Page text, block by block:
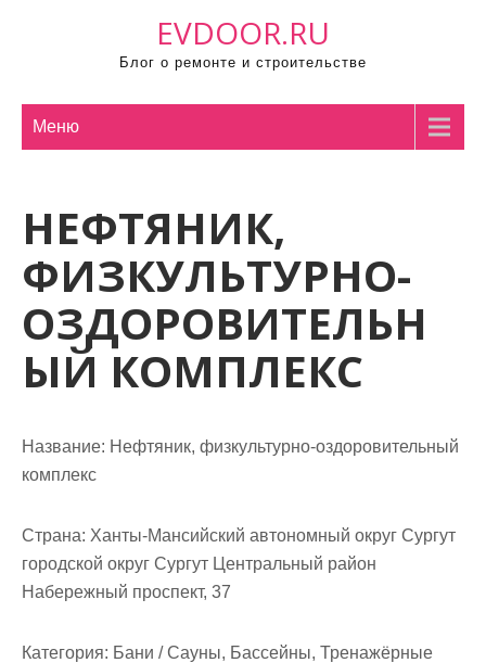
EVDOOR.RU
Блог о ремонте и строительстве
Меню
НЕФТЯНИК,
ФИЗКУЛЬТУРНО-
ОЗДОРОВИТЕЛЬН
ЫЙ КОМПЛЕКС
Название: Нефтяник, физкультурно-оздоровительный
комплекс
Страна: Ханты-Мансийский автономный округ Сургут
городской округ Сургут Центральный район
Набережный проспект, 37
Категория: Бани / Сауны, Бассейны, Тренажёрные